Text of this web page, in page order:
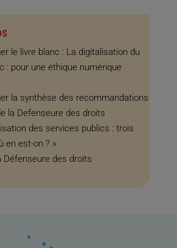
le livre blanc : La digitalisation du
: pour une éthique numérique
la synthèse des recommandations
la Defenseure des droits
des services publics : trois
en est-on ? »
Défenseure des droits